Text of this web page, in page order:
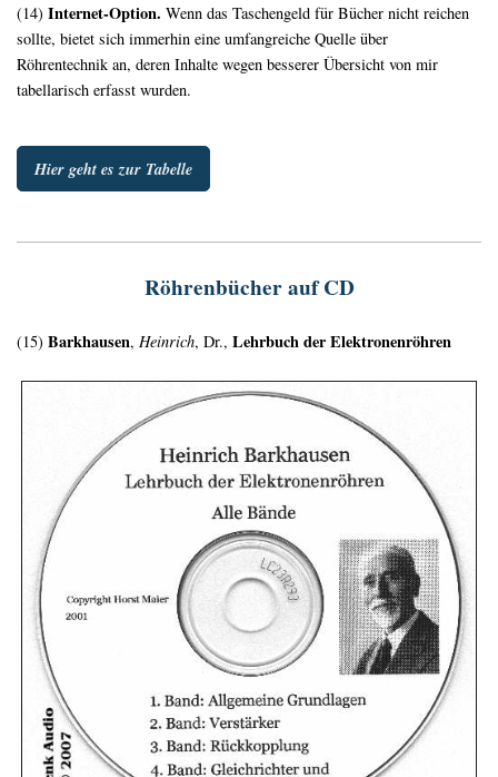
(14) Internet-Option. Wenn das Taschengeld für Bücher nicht reichen
sollte, bietet sich immerhin eine umfangreiche Quelle über
Röhrentechnik an, deren Inhalte wegen besserer Übersicht von mir
tabellarisch erfasst wurden.
Hier geht es zur Tabelle
Röhrenbücher auf CD
(15) Barkhausen, Heinrich, Dr., Lehrbuch der Elektronenröhren